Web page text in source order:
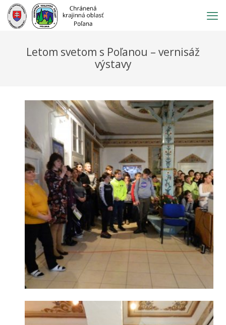
Prejsť
obsah
Letom svetom s Poľanou – vernisáž
výstavy